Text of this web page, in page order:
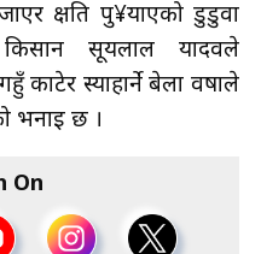
क्षति पु¥याएको डुडुवा
सूर्यलाल यादवले
स्याहार्ने बेला वर्षाले
भनाइ छ ।
On